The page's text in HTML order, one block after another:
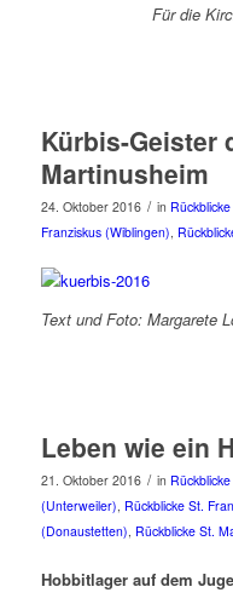
Für die
Kürbis-Geister
Martinusheim
24. Oktober 2016 / in
Franziskus (Wiblingen),
Text und Foto: Margarete
Leben wie ein
21. Oktober 2016 / in
(Unterweiler) Rückblicke St.
(Donaustetten) Rückblicke St.
Hobbitlager auf dem